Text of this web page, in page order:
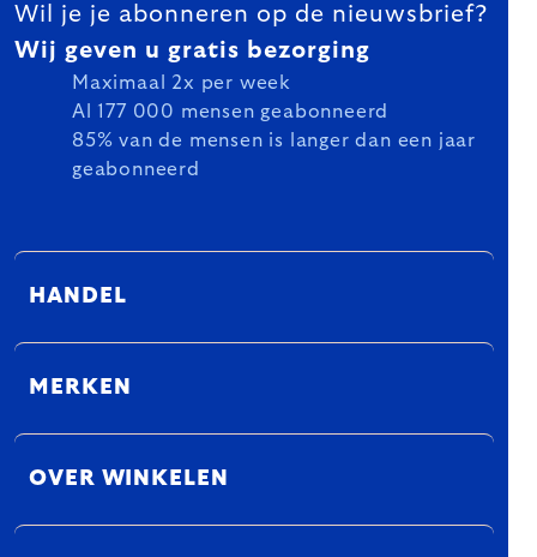
Wil je je abonneren op de nieuwsbrief?
Wij geven u gratis bezorging
Maximaal 2x per week
Al 177 000 mensen geabonneerd
85% van de mensen is langer dan een jaar
geabonneerd
HANDEL
MERKEN
OVER WINKELEN